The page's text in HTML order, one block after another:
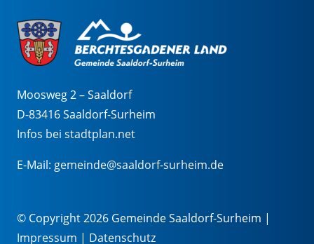
Moosweg 2 – Saaldorf
D-83416 Saaldorf-Surheim
Infos bei stadtplan.net
E-Mail: gemeinde@saaldorf-surheim.de
© Copyright 2026 Gemeinde Saaldorf-Surheim |
Impressum | Datenschutz